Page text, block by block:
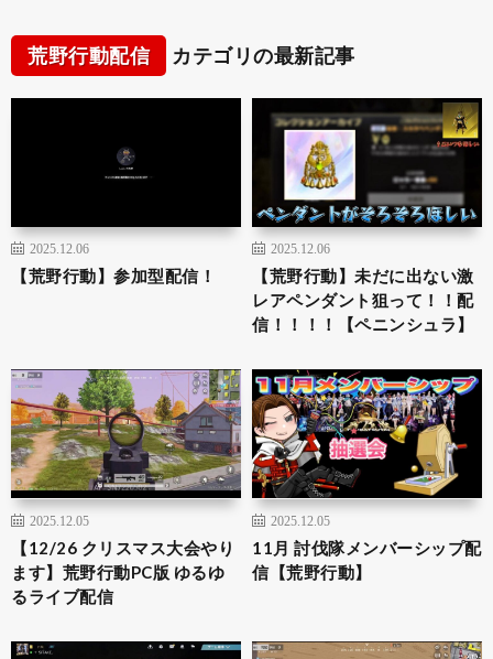
荒野行動配信 カテゴリの最新記事
2025.12.06
【荒野行動】参加型配信！
2025.12.06
【荒野行動】未だに出ない激
レアペンダント狙って！！配
信！！！！【ペニンシュラ】
2025.12.05
【12/26 クリスマス大会やり
ます】荒野行動PC版 ゆるゆ
るライブ配信
2025.12.05
11月 討伐隊メンバーシップ配
信【荒野行動】